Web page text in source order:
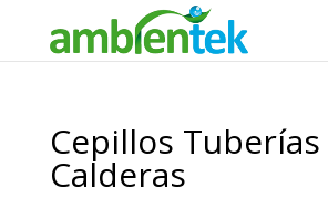
Cepillos Tuberías
Calderas